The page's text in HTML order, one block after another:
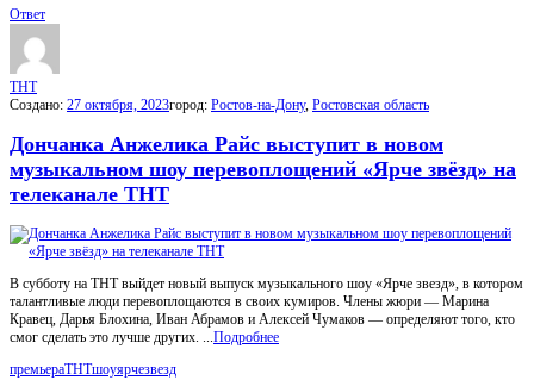
Ответ
THT
Создано: 27 октября, 2023город: Ростов-на-Дону, Ростовская область
Дончанка Анжелика Райс выступит в новом
музыкальном шоу перевоплощений «Ярче звёзд» на
телеканале ТНТ
В субботу на ТНТ выйдет новый выпуск музыкального шоу «Ярче звезд», в котором
талантливые люди перевоплощаются в своих кумиров. Члены жюри — Марина
Кравец, Дарья Блохина, Иван Абрамов и Алексей Чумаков — определяют того, кто
смог сделать это лучше других. ...Подробнее
премьераТНТшоуярчезвезд